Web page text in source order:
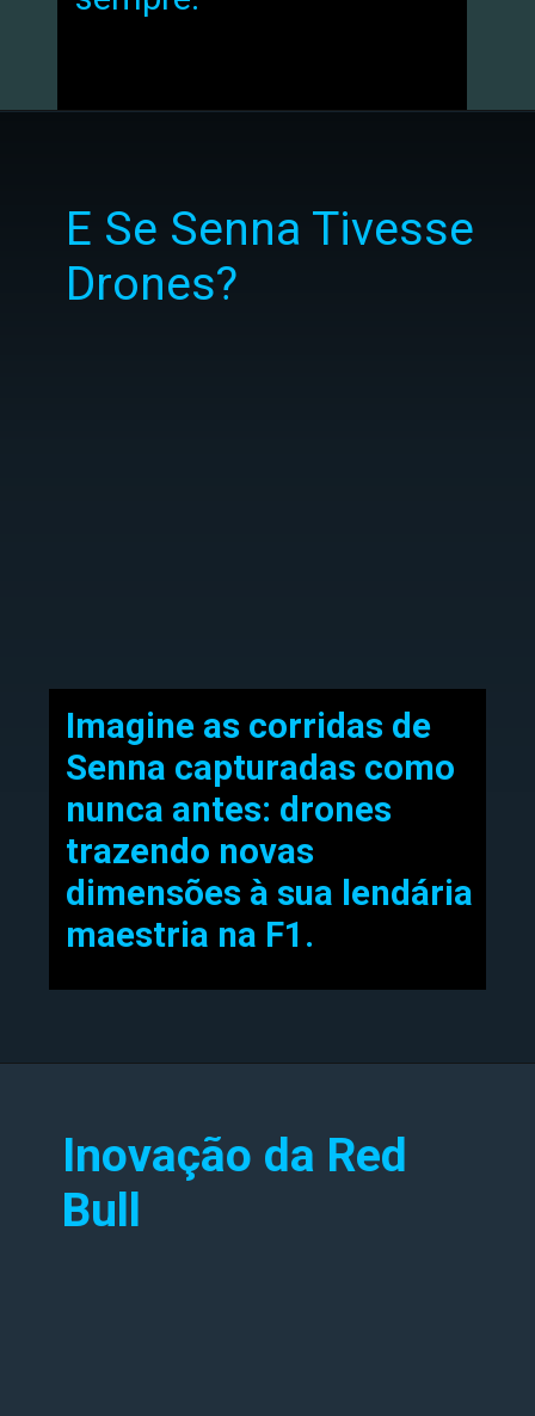
E Se Senna Tivesse
Drones?
Imagine as corridas de
Senna capturadas como
nunca antes: drones
trazendo novas
dimensões à sua lendária
maestria na F1.
Inovação da Red
Bull